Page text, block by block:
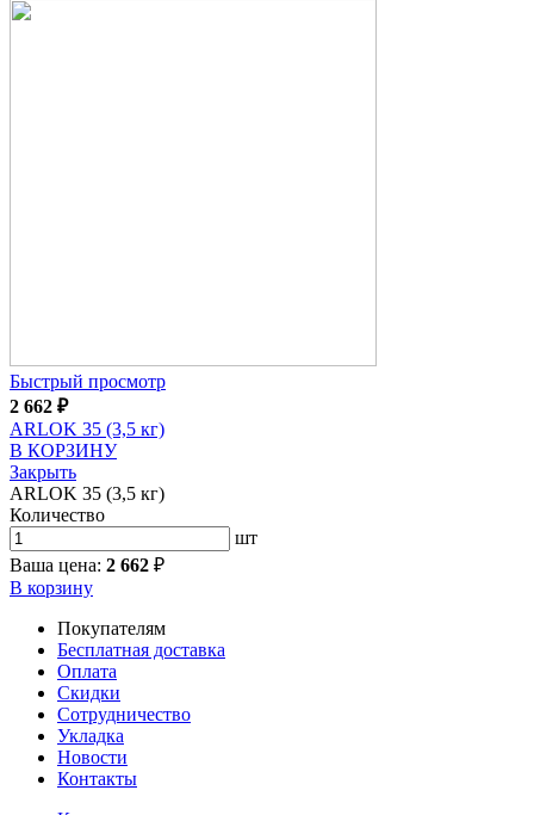
Быстрый просмотр
2 662 ₽
ARLOK 35 (3,5 кг)
В КОРЗИНУ
Закрыть
ARLOK 35 (3,5 кг)
Количество
шт
Ваша цена: 2 662 ₽
В корзину
Покупателям
Бесплатная доставка
Оплата
Скидки
Сотрудничество
Укладка
Новости
Контакты